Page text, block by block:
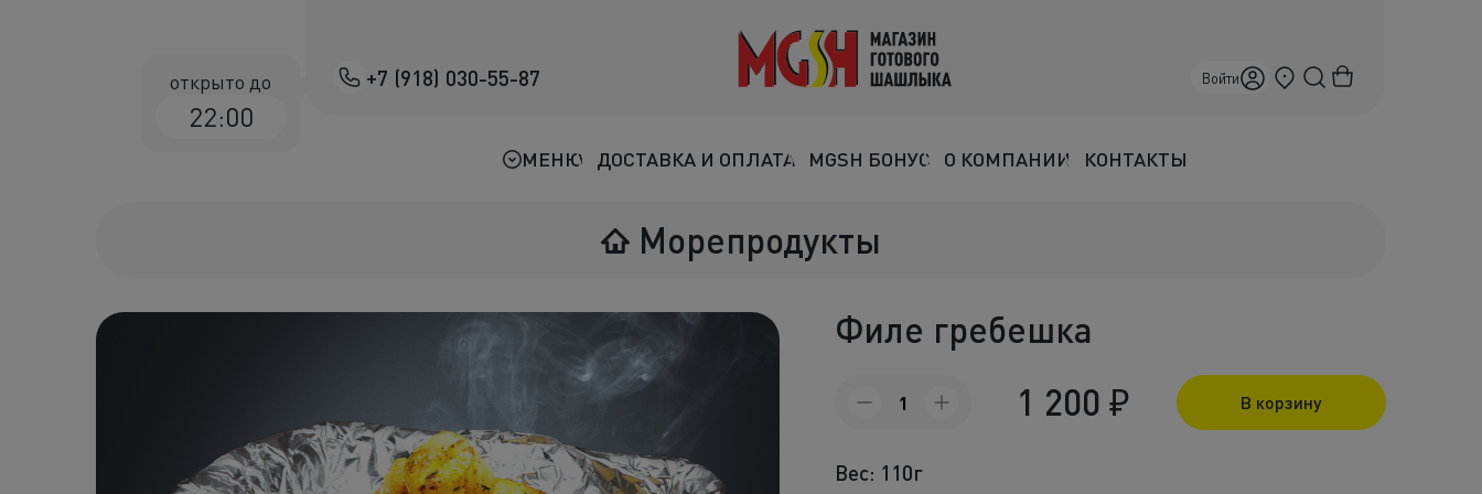
+7 (918) 030-55-87 Войти Краснодар
МЕНЮ ДОСТАВКА И ОПЛАТА MGSH БОНУС О КОМПАНИИ КОНТАКТЫ
Птица на мангале
Морепродукты
К шашлыкам
В лаваше
открыто до
22:00
Морепродукты
Филе гребешка
Количество
гребешка
1 200₽ В корзину
Вес: 110г